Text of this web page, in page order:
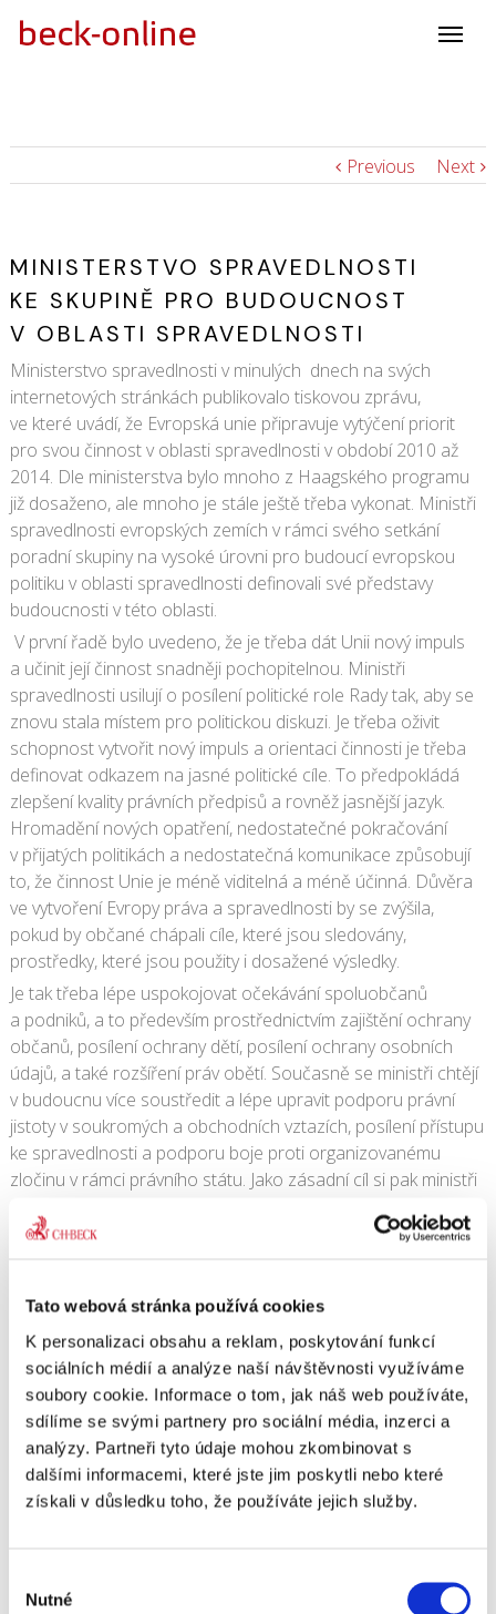
Tato webová stránka používá cookies
K personalizaci obsahu a reklam, poskytování funkcí
sociálních médií a analýze naší návštěvnosti využíváme
soubory cookie. Informace o tom, jak náš web používáte,
sdílíme se svými partnery pro sociální média, inzerci a
analýzy. Partneři tyto údaje mohou zkombinovat s
dalšími informacemi, které jste jim poskytli nebo které
získali v důsledku toho, že používáte jejich služby.
souhlasu
Nutné
Previous Next
MINISTERSTVO SPRAVEDLNOSTI
KE SKUPINĚ PRO BUDOUCNOST
V OBLASTI SPRAVEDLNOSTI
Ministerstvo spravedlnosti v minulých dnech na svých
internetových stránkách publikovalo tiskovou zprávu,
ve které uvádí, že Evropská unie připravuje vytýčení priorit
pro svou činnost v oblasti spravedlnosti v období 2010 až
2014. Dle ministerstva bylo mnoho z Haagského programu
již dosaženo, ale mnoho je stále ještě třeba vykonat. Ministři
spravedlnosti evropských zemích v rámci svého setkání
poradní skupiny na vysoké úrovni pro budoucí evropskou
politiku v oblasti spravedlnosti definovali své představy
budoucnosti v této oblasti.
V první řadě bylo uvedeno, že je třeba dát Unii nový impuls
a učinit její činnost snadněji pochopitelnou. Ministři
spravedlnosti usilují o posílení politické role Rady tak, aby se
znovu stala místem pro politickou diskuzi. Je třeba oživit
schopnost vytvořit nový impuls a orientaci činnosti je třeba
definovat odkazem na jasné politické cíle. To předpokládá
zlepšení kvality právních předpisů a rovněž jasnější jazyk.
Hromadění nových opatření, nedostatečné pokračování
v přijatých politikách a nedostatečná komunikace způsobují
to, že činnost Unie je méně viditelná a méně účinná. Důvěra
ve vytvoření Evropy práva a spravedlnosti by se zvýšila,
pokud by občané chápali cíle, které jsou sledovány,
prostředky, které jsou použity i dosažené výsledky.
Je tak třeba lépe uspokojovat očekávání spoluobčanů
a podniků, a to především prostřednictvím zajištění ochrany
občanů, posílení ochrany dětí, posílení ochrany osobních
údajů, a také rozšíření práv obětí. Současně se ministři chtějí
v budoucnu více soustředit a lépe upravit podporu právní
jistoty v soukromých a obchodních vztazích, posílení přístupu
ke spravedlnosti a podporu boje proti organizovanému
zločinu v rámci právního státu. Jako zásadní cíl si pak ministři
Celou zprávu lze nalézt na internetových stránkách
1. 12. 2008 | OBSAH
Share This Story, Choose Your Platform!